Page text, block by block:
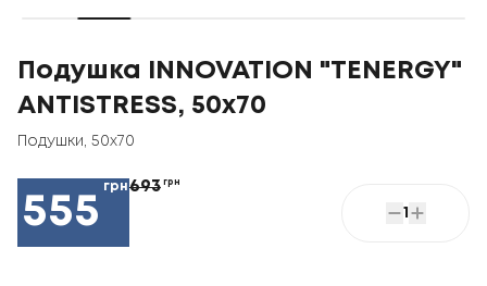
Подушка INNOVATION "TENERGY"
ANTISTRESS, 50x70
Подушки 50x70
555
грн693 грн
1